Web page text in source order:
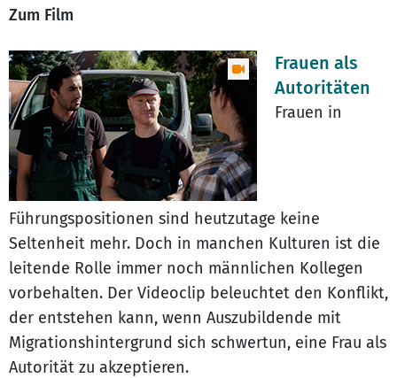
Zum Film
Frauen als
Autoritäten
Frauen in
Führungspositionen sind heutzutage keine
Seltenheit mehr. Doch in manchen Kulturen ist die
leitende Rolle immer noch männlichen Kollegen
vorbehalten. Der Videoclip beleuchtet den Konflikt,
der entstehen kann, wenn Auszubildende mit
Migrationshintergrund sich schwertun, eine Frau als
Autorität zu akzeptieren.